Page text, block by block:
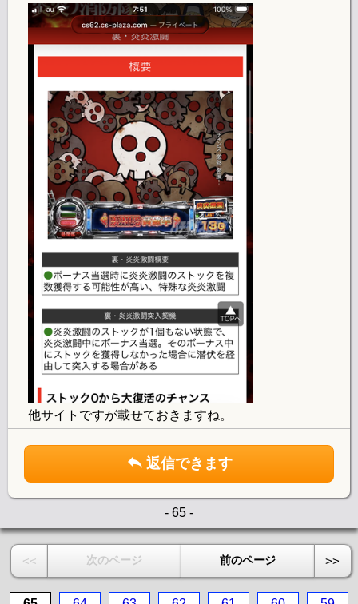
他サイトですが載せておきますね。
返信できます
- 65 -
<< 次のページ 前のページ >>